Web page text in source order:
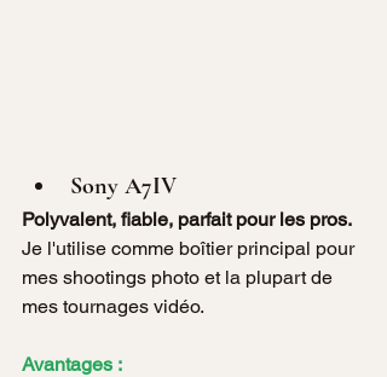
Sony A7IV
Polyvalent, fiable, parfait pour les pros.
Je l'utilise comme boîtier principal pour
mes shootings photo et la plupart de
mes tournages vidéo.
Avantages :